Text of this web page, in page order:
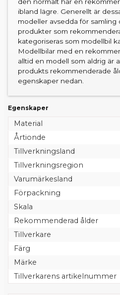
den normalt har en
ibland lägre. Generellt är
modeller avsedda för samling
produkter som
kategoriseras som modellbil
Modellbilar med en
alltid en modell som aldrig är
produkts rekommenderade
egenskaper nedan.
Egenskaper
Material
Årtionde
Tillverkningsland
Tillverkningsregion
Varumärkesland
Förpackning
Skala
Rekommenderad ålder
Tillverkare
Färg
Märke
Tillverkarens artikelnummer